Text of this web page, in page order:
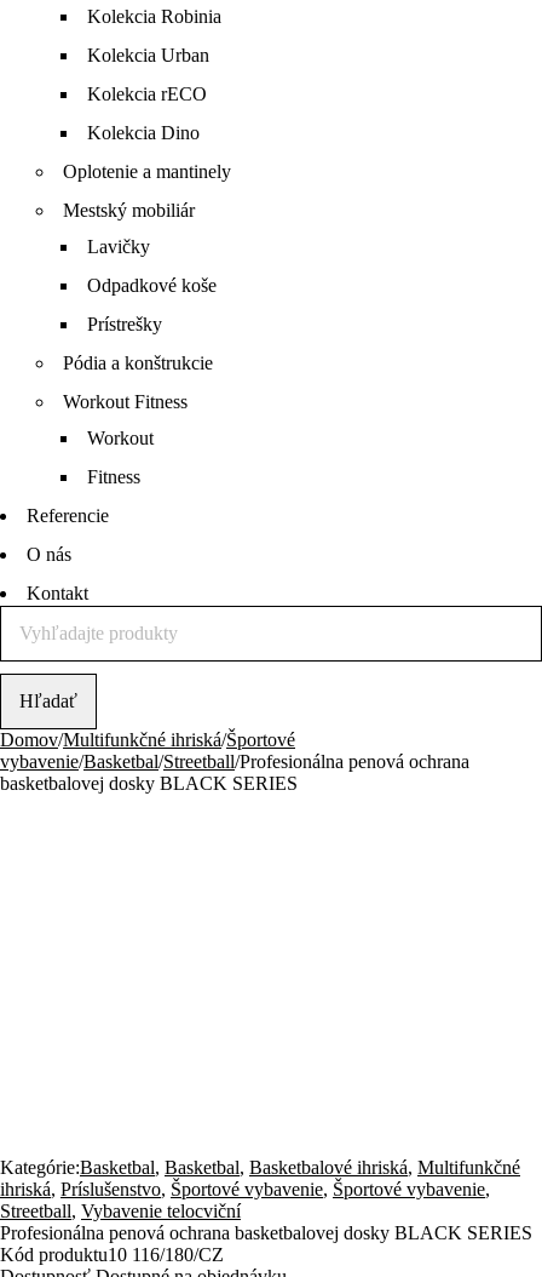
Kolekcia Robinia
Kolekcia Urban
Kolekcia rECO
Kolekcia Dino
Oplotenie a mantinely
Mestský mobiliár
Lavičky
Odpadkové koše
Prístrešky
Pódia a konštrukcie
Workout Fitness
Workout
Fitness
Referencie
O nás
Kontakt
Domov/Multifunkčné ihriská/Športové
vybavenie/Basketbal/Streetball/Profesionálna penová ochrana
basketbalovej dosky BLACK SERIES
Kategórie:Basketbal, Basketbal, Basketbalové ihriská, Multifunkčné
ihriská, Príslušenstvo, Športové vybavenie, Športové vybavenie,
Streetball, Vybavenie telocviční
Profesionálna penová ochrana basketbalovej dosky BLACK SERIES
Kód produktu10 116/180/CZ